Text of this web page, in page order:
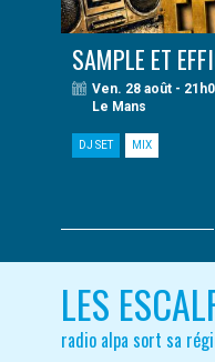
SAMPLE ET
Ven. 28 août -
Le Mans
DJ SET MIX
LES
radio alpa sort sa